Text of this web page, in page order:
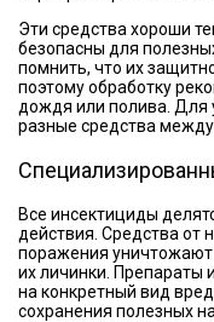
Эти средства хороши
безопасны для
помнить, что их
поэтому обработку
дождя или полива. Для
разные средства между
Все инсектициды
действия. Средства от
поражения уничтожают
их личинки. Препараты
на конкретный вид
сохранения полезных